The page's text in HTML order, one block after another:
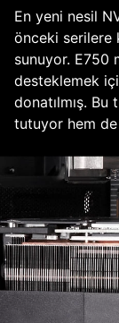
En yeni nesil
önceki serilere
sunuyor. E750
desteklemek
donatılmış. Bu
tutuyor hem de